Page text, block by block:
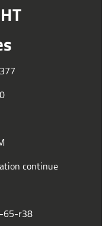
continue
65-r38